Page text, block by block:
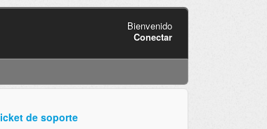
Bienvenido
Conectar
de soporte